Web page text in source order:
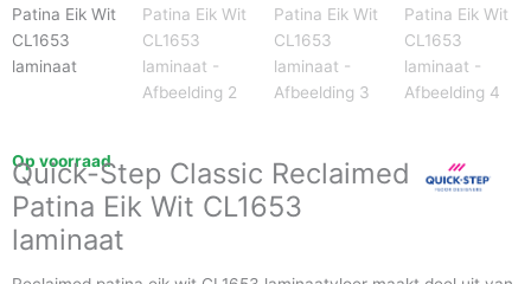
Op voorraad
Quick-Step Classic Reclaimed
Patina Eik Wit CL1653
laminaat